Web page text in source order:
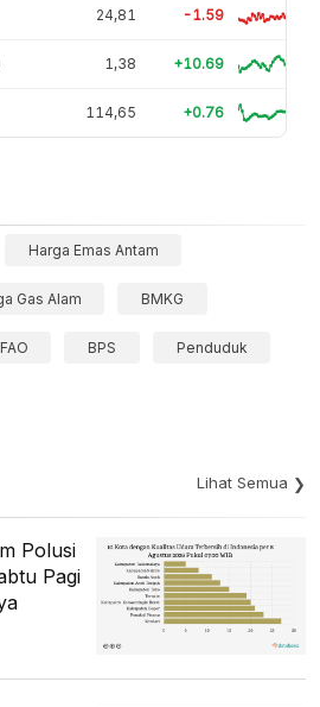
24,81 -1.59
1,38 +10.69
114,65 +0.76
Harga Emas Antam
Gas Alam BMKG
FAO BPS Penduduk
Lihat Semua
Polusi
Pagi